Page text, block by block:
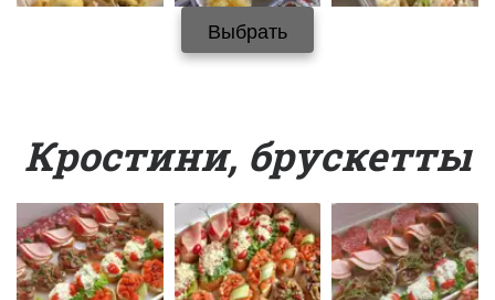
Выбрать
Кростини, брускетты